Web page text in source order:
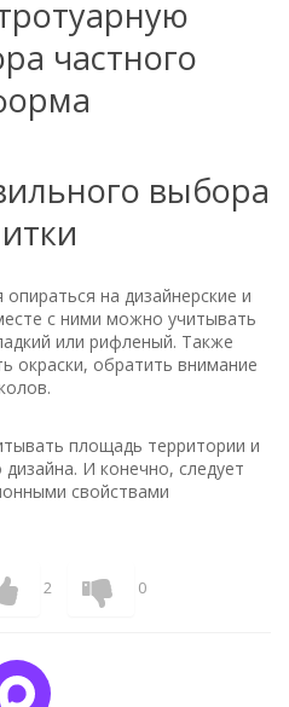
выбора
на дизайнерские и
с ними можно учитывать
или рифленый. Также
окраски, обратить внимание
площадь территории и
И конечно, следует
свойствами
2 0